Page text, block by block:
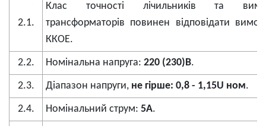
2.1.
Клас точності лічильників та
трансформаторів повинен відповідати
ККОЕ.
2.2. Номінальна напруга: 220 (230)В.
2.3. Діапазон напруги, не гірше: 0,8 - 1,15U ном.
2.4. Номінальний струм: 5А.